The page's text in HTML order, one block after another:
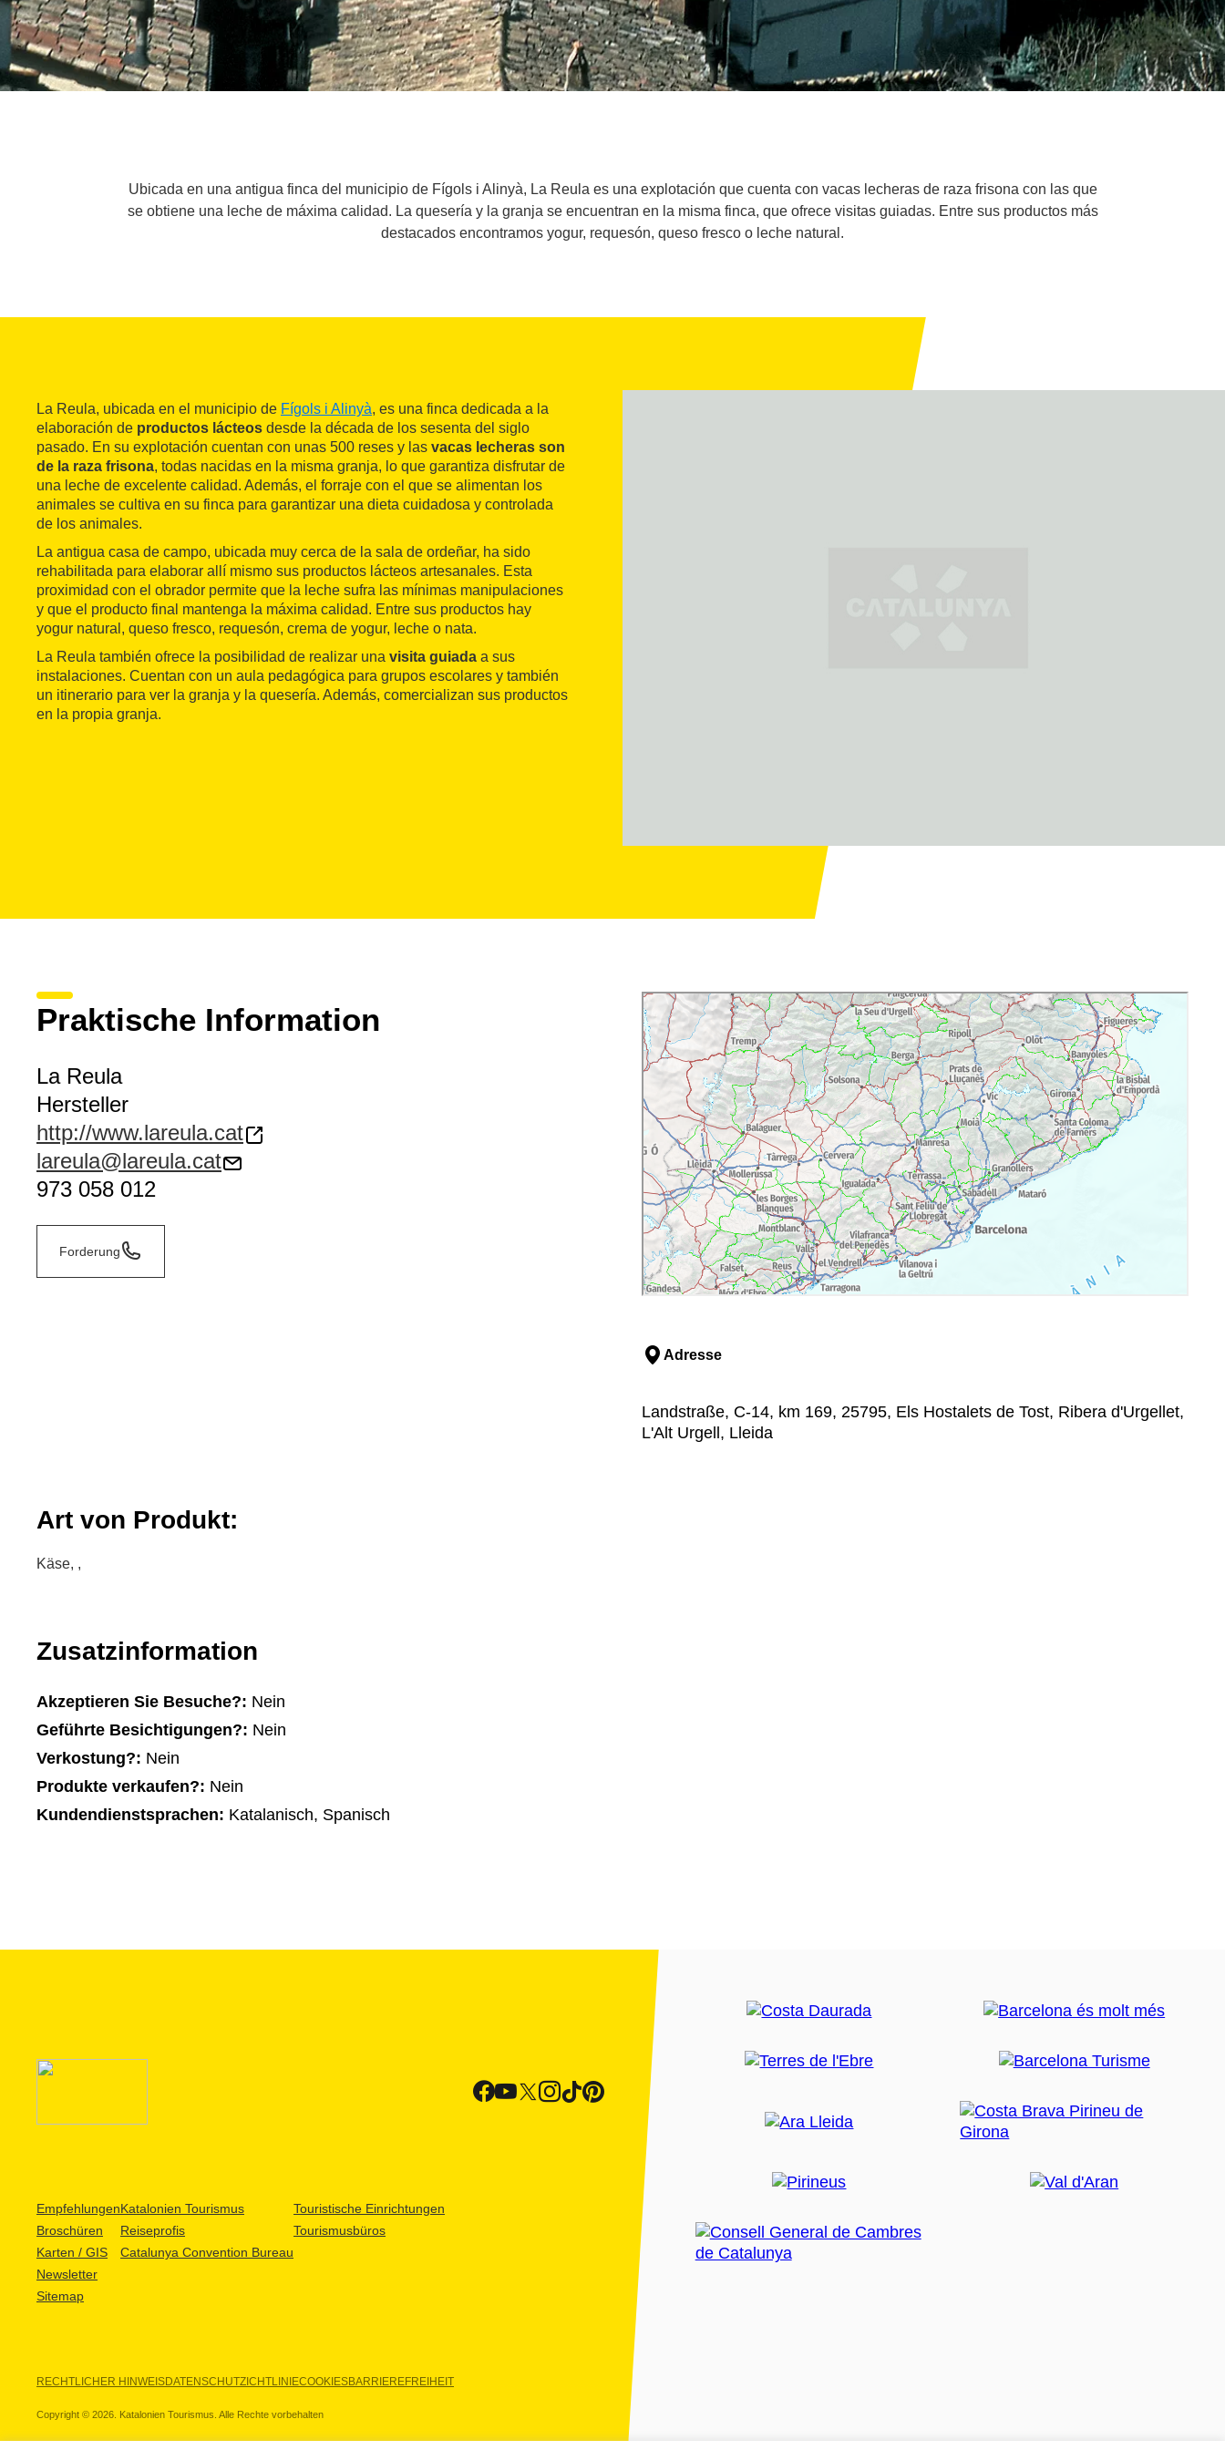
Ubicada en una antigua finca del municipio de Fígols i Alinyà, La Reula es una explotación que cuenta con vacas lecheras de raza frisona con las que
se obtiene una leche de máxima calidad. La quesería y la granja se encuentran en la misma finca, que ofrece visitas guiadas. Entre sus productos más
destacados encontramos yogur, requesón, queso fresco o leche natural.
La Reula, ubicada en el municipio de Fígols i Alinyà, es una finca dedicada a la
elaboración de productos lácteos desde la década de los sesenta del siglo
pasado. En su explotación cuentan con unas 500 reses y las vacas lecheras son
de la raza frisona, todas nacidas en la misma granja, lo que garantiza disfrutar de
una leche de excelente calidad. Además, el forraje con el que se alimentan los
animales se cultiva en su finca para garantizar una dieta cuidadosa y controlada
de los animales.
La antigua casa de campo, ubicada muy cerca de la sala de ordeñar, ha sido
rehabilitada para elaborar allí mismo sus productos lácteos artesanales. Esta
proximidad con el obrador permite que la leche sufra las mínimas manipulaciones
y que el producto final mantenga la máxima calidad. Entre sus productos hay
yogur natural, queso fresco, requesón, crema de yogur, leche o nata.
La Reula también ofrece la posibilidad de realizar una visita guiada a sus
instalaciones. Cuentan con un aula pedagógica para grupos escolares y también
un itinerario para ver la granja y la quesería. Además, comercializan sus productos
en la propia granja.
Praktische Information
La Reula
Hersteller
http://www.lareula.cat
lareula@lareula.cat
973 058 012
Forderung
Adresse
Landstraße, C-14, km 169, 25795, Els Hostalets de Tost, Ribera d'Urgellet,
L'Alt Urgell, Lleida
Art von Produkt:
Käse, ,
Zusatzinformation
Akzeptieren Sie Besuche?: Nein
Geführte Besichtigungen?: Nein
Verkostung?: Nein
Produkte verkaufen?: Nein
Kundendienstsprachen: Katalanisch, Spanisch
Empfehlungen
Broschüren
Karten / GIS
Newsletter
Sitemap
Katalonien Tourismus
Reiseprofis
Catalunya Convention Bureau
Touristische Einrichtungen
Tourismusbüros
RECHTLICHER HINWEISDATENSCHUTZICHTLINIECOOKIESBARRIEREFREIHEIT
Copyright © 2026. Katalonien Tourismus. Alle Rechte vorbehalten